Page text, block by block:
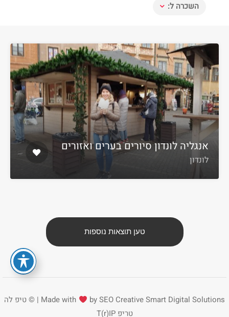
השכרה ל:
אנגליה לונדון סיורים בערים ואזורים
לונדון
טען תוצאות נוספות
Made with by SEO CreativeSmart Digital Solutions | ©
טיפ לה
טריפ T(r)IP